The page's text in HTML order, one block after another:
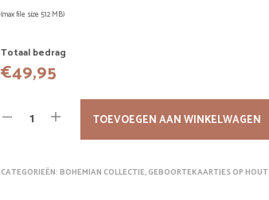
(max file size 512 MB)
Totaal bedrag
€49,95
TOEVOEGEN AAN WINKELWAGEN
CATEGORIEËN:BOHEMIAN COLLECTIE,GEBOORTEKAARTJES OP HOUT